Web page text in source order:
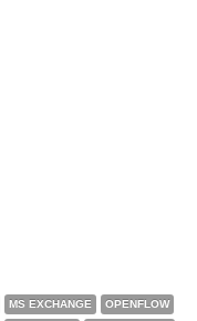
MS EXCHANGE
OPENFLOW